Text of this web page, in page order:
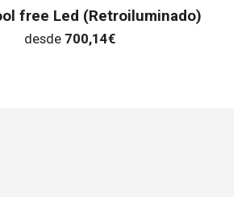
free Led (Retroiluminado)
desde 700,14€